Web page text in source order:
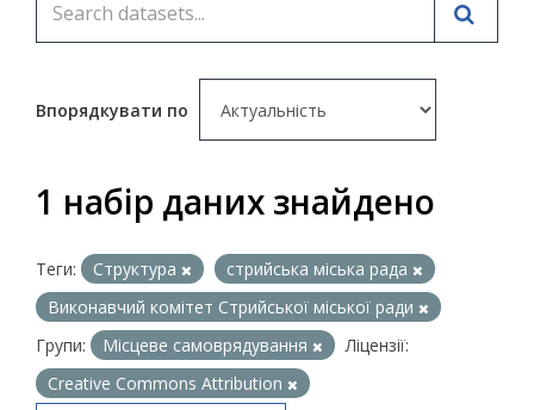
Впорядкувати по
1 набір даних знайдено
Теги: Структура
стрийська міська рада
Виконавчий комітет Стрийської міської ради
Групи:
Місцеве самоврядування
Ліцензії:
Creative Commons Attribution